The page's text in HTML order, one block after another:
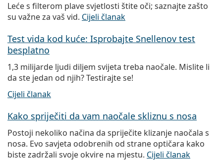
Leće s filterom plave svjetlosti štite oči; saznajte zašto
su važne za vaš vid. Cijeli članak
Test vida kod kuće: Isprobajte Snellenov test
besplatno
1,3 milijarde ljudi diljem svijeta treba naočale. Mislite li
da ste jedan od njih? Testirajte se!
Cijeli članak
Kako spriječiti da vam naočale skliznu s nosa
Postoji nekoliko načina da spriječite klizanje naočala s
nosa. Evo savjeta odobrenih od strane optičara kako
biste zadržali svoje okvire na mjestu. Cijeli članak